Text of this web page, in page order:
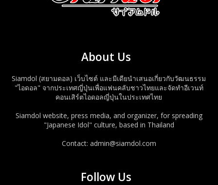
About Us
Siamdol (สยามดอล) เว็บไซต์ และมีเดียนำเสนอเกี่ยวกับวัฒนธรรม
"ไอดอล" จากประเทศญี่ปุ่นเพื่อแฟนคลับชาวไทยและจัดทำอีเวนท์
คอนเสิร์ตไอดอลญี่ปุ่นในประเทศไทย
Siamdol website, press media, and organizer, for spreading
"Japanese Idol" culture, based in Thailand
Contact: admin@siamdol.com
Follow Us